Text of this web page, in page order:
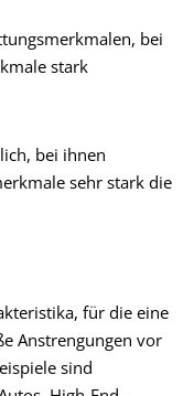
bei
stark
bei ihnen
sehr stark die
für die eine
Anstrengungen vor
sind